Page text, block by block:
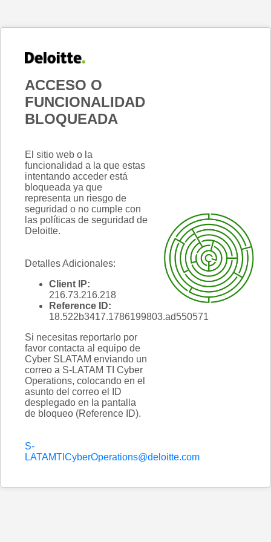
ACCESO O
FUNCIONALIDAD
BLOQUEADA
El sitio web o la
funcionalidad a la que estas
intentando acceder está
bloqueada ya que
representa un riesgo de
seguridad o no cumple con
las políticas de seguridad de
Deloitte.
Detalles Adicionales:
Client IP:
216.73.216.218
Reference ID:
18.522b3417.1786199803.ad550571
Si necesitas reportarlo por
favor contacta al equipo de
Cyber SLATAM enviando un
correo a S-LATAM TI Cyber
Operations, colocando en el
asunto del correo el ID
desplegado en la pantalla
de bloqueo (Reference ID).
S-
LATAMTICyberOperations@deloitte.com